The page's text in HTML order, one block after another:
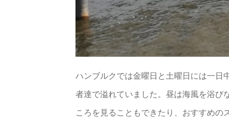
ハンブルクでは金曜日と土曜日には一日
者達で溢れていました。昼は海風を浴び
ころを見ることもできたり、おすすめの